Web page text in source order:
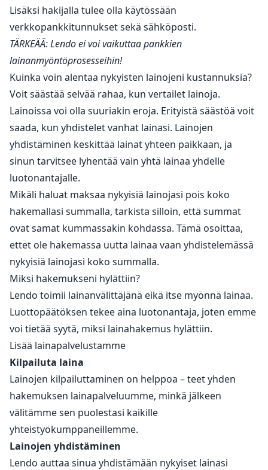
Lisäksi hakijalla tulee olla käytössään
verkkopankkitunnukset sekä sähköposti.
TÄRKEÄÄ: Lendo ei voi vaikuttaa pankkien
lainanmyöntöprosesseihin!
Kuinka voin alentaa nykyisten lainojeni kustannuksia?
Voit säästää selvää rahaa, kun vertailet lainoja.
Lainoissa voi olla suuriakin eroja. Erityistä säästöä voit
saada, kun yhdistelet vanhat lainasi. Lainojen
yhdistäminen keskittää lainat yhteen paikkaan, ja
sinun tarvitsee lyhentää vain yhtä lainaa yhdelle
luotonantajalle.
Mikäli haluat maksaa nykyisiä lainojasi pois koko
hakemallasi summalla, tarkista silloin, että summat
ovat samat kummassakin kohdassa. Tämä osoittaa,
ettet ole hakemassa uutta lainaa vaan yhdistelemässä
nykyisiä lainojasi koko summalla.
Miksi hakemukseni hylättiin?
Lendo toimii lainanvälittäjänä eikä itse myönnä lainaa.
Luottopäätöksen tekee aina luotonantaja, joten emme
voi tietää syytä, miksi lainahakemus hylättiin.
Lisää lainapalvelustamme
Kilpailuta laina
Lainojen kilpailuttaminen on helppoa – teet yhden
hakemuksen lainapalveluumme, minkä jälkeen
välitämme sen puolestasi kaikille
yhteistyökumppaneillemme.
Lainojen yhdistäminen
Lendo auttaa sinua yhdistämään nykyiset lainasi